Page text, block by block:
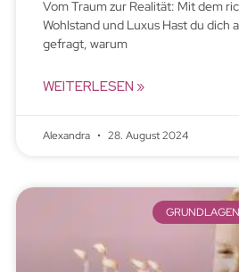
Vom Traum zur Realität: Mit dem
Wohlstand und Luxus Hast du dich
gefragt, warum
WEITERLESEN »
Alexandra 28. August 2024